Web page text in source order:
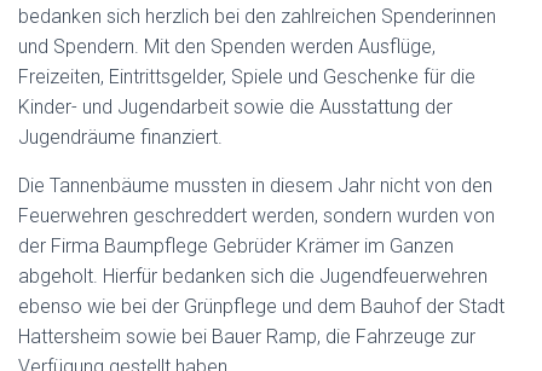
bedanken sich herzlich bei den zahlreichen Spenderinnen
und Spendern. Mit den Spenden werden Ausflüge,
Freizeiten, Eintrittsgelder, Spiele und Geschenke für die
Kinder- und Jugendarbeit sowie die Ausstattung der
Jugendräume finanziert.
Die Tannenbäume mussten in diesem Jahr nicht von den
Feuerwehren geschreddert werden, sondern wurden von
der Firma Baumpflege Gebrüder Krämer im Ganzen
abgeholt. Hierfür bedanken sich die Jugendfeuerwehren
ebenso wie bei der Grünpflege und dem Bauhof der Stadt
Hattersheim sowie bei Bauer Ramp, die Fahrzeuge zur